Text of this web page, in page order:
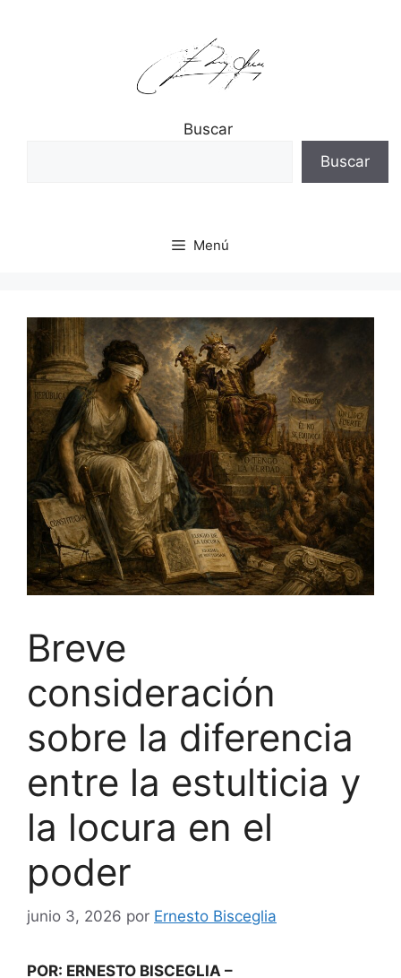
Buscar
Buscar
Menú
Breve
consideración
sobre la diferencia
entre la estulticia y
la locura en el
poder
junio 3, 2026 por Ernesto Bisceglia
POR: ERNESTO BISCEGLIA –